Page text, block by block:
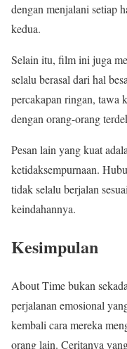
dengan menjalani setiap
kedua.
Selain itu, film ini juga
selalu berasal dari hal
percakapan ringan, tawa
dengan orang-orang
Pesan lain yang kuat
ketidaksempurnaan.
tidak selalu berjalan
keindahannya.
Kesimpulan
About Timebukan
perjalanan emosional
kembali cara mereka
orang lain. Ceritanya